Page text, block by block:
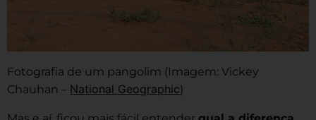
Fotografia de um pangolim (Imagem: Vickey
Chauhan – National Geographic)